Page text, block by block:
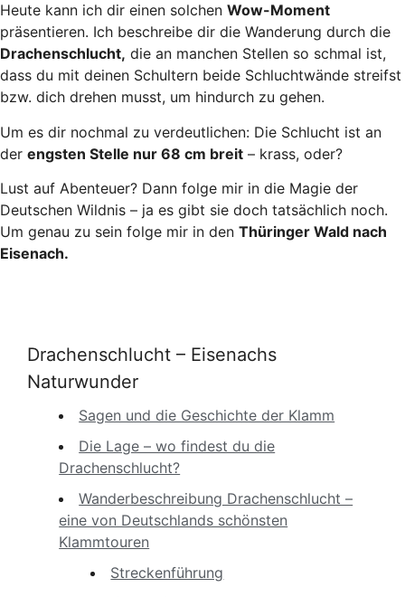
Heute kann ich dir einen solchen Wow-Moment
präsentieren. Ich beschreibe dir die Wanderung durch die
Drachenschlucht, die an manchen Stellen so schmal ist,
dass du mit deinen Schultern beide Schluchtwände streifst
bzw. dich drehen musst, um hindurch zu gehen.
Um es dir nochmal zu verdeutlichen: Die Schlucht ist an
der engsten Stelle nur 68 cm breit – krass, oder?
Lust auf Abenteuer? Dann folge mir in die Magie der
Deutschen Wildnis – ja es gibt sie doch tatsächlich noch.
Um genau zu sein folge mir in den Thüringer Wald nach
Eisenach.
Drachenschlucht – Eisenachs
Naturwunder
Sagen und die Geschichte der Klamm
Die Lage – wo findest du die
Drachenschlucht?
Wanderbeschreibung Drachenschlucht –
eine von Deutschlands schönsten
Klammtouren
Streckenführung